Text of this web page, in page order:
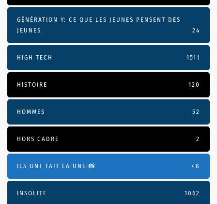
GÉNÉRATION Y: CE QUE LES JEUNES PENSENT DES
JEUNES
24
HIGH TECH 1511
HISTOIRE 120
HOMMES 52
HORS CADRE 2
ILS ONT FAIT LA UNE 📸 48
INSOLITE 1062